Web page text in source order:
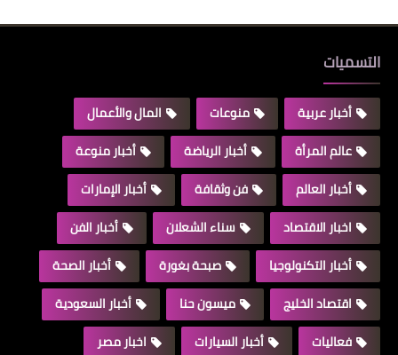
التسميات
أخبار عربية منوعات
المال والأعمال
عالم المرأة
أخبار الرياضة
أخبار منوعة
أخبار العالم
فن وثقافة
أخبار الإمارات
اخبار الاقتصاد
سناء الشعلان
أخبار الفن
أخبار التكنولوجيا
صبحة بغورة
أخبار الصحة
اقتصاد الخليج
ميسون حنا
أخبار السعودية
فعاليات
أخبار السيارات
اخبار مصر